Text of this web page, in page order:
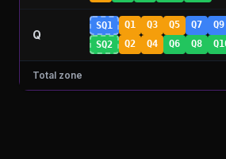
Q
SQ1 Q1 Q3 Q5 Q7 Q9
SQ2
Q2 Q4 Q6 Q8
Total zone